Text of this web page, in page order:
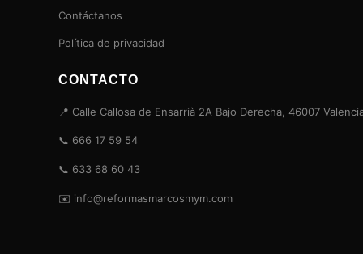
Contáctanos
Política de privacidad
CONTACTO
📍 Calle Callosa de Ensarrià 2A Bajo Derecha, 46007
📞 666 17 59 54
📞 633 68 60 43
✉️ info@reformasmarcosmym.com